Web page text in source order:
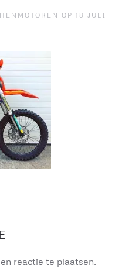
OP 18 JULI
reactie te plaatsen.